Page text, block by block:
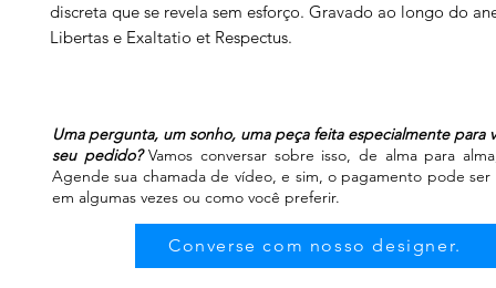
discreta que se revela sem esforço. Gravado ao longo do
Libertas e Exaltatio et Respectus.
Uma pergunta, um sonho, uma peça feita especialmente para
seu pedido?Vamos conversar sobre isso, de alma para
Agende sua chamada de vídeo, e sim, o pagamento pode
em algumas vezes ou como você preferir.
Converse com nosso designer.